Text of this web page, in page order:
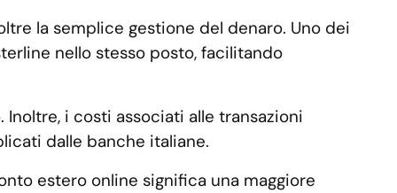
la semplice gestione del denaro. Uno dei
nello stesso posto, facilitando
i costi associati alle transazioni
dalle banche italiane.
estero online significa una maggiore